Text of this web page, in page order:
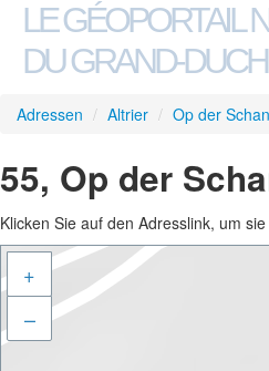
LE GÉOPORTAIL
DU GRAND-
Adressen / Altrier / Op der
55, Op der
Klicken Sie auf den Adresslink, um
+
–